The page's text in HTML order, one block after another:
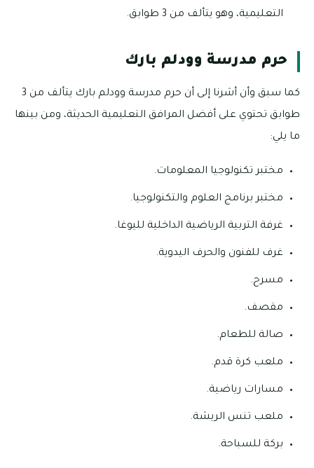
التعليمية، وهو يتألف من 3 طوابق.
حرم مدرسة وودلم بارك
كما سبق وأن أشرنا إلى أن حرم مدرسة وودلم بارك يتألف من 3
طوابق تحتوي على أفضل المرافق التعليمية الحديثة، ومن بينها
ما يلي:
مختبر تكنولوجيا المعلومات.
مختبر برنامج العلوم والتكنولوجيا.
غرفة التربية الرياضية الداخلية لليوغا.
غرف للفنون والحرف اليدوية.
مسرح.
مقصف.
صالة للطعام.
ملعب كرة قدم.
مسارات رياضية.
ملعب تنس الريشة.
بركة للسباحة.